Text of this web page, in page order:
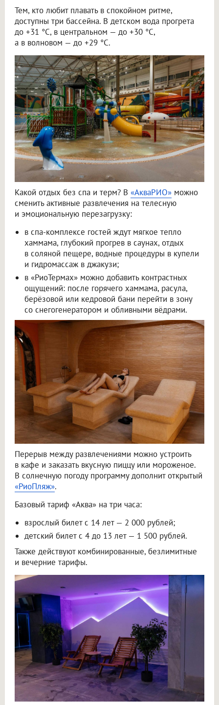
Тем, кто любит плавать в спокойном ритме,
доступны три бассейна. В детском вода прогрета
до +31 °C, в центральном — до +30 °C,
а в волновом — до +29 °C.
Какой отдых без спа и терм? В «АкваРИО» можно
сменить активные развлечения на телесную
и эмоциональную перезагрузку:
в спа-комплексе гостей ждут мягкое тепло
хаммама, глубокий прогрев в саунах, отдых
в соляной пещере, водные процедуры в купели
и гидромассаж в джакузи;
в «РиоТермах» можно добавить контрастных
ощущений: после горячего хаммама, расула,
берёзовой или кедровой бани перейти в зону
со снегогенератором и обливными вёдрами.
Перерыв между развлечениями можно устроить
в кафе и заказать вкусную пиццу или мороженое.
В солнечную погоду программу дополнит открытый
«РиоПляж».
Базовый тариф «Аква» на три часа:
взрослый билет с 14 лет — 2 000 рублей;
детский билет с 4 до 13 лет — 1 500 рублей.
Также действуют комбинированные, безлимитные
и вечерние тарифы.